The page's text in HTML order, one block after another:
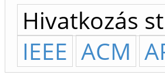
Hivatkozás
IEEE ACM